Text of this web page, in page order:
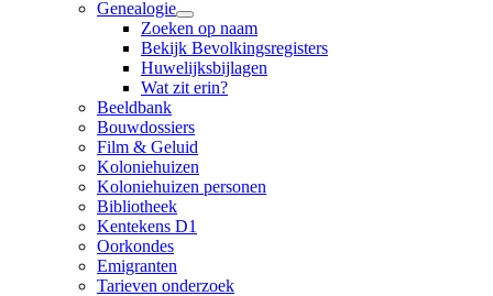
Genealogie
Zoeken op naam
Bekijk Bevolkingsregisters
Huwelijksbijlagen
Wat zit erin?
Beeldbank
Bouwdossiers
Film & Geluid
Koloniehuizen
Koloniehuizen personen
Bibliotheek
Kentekens D1
Oorkondes
Emigranten
Tarieven onderzoek